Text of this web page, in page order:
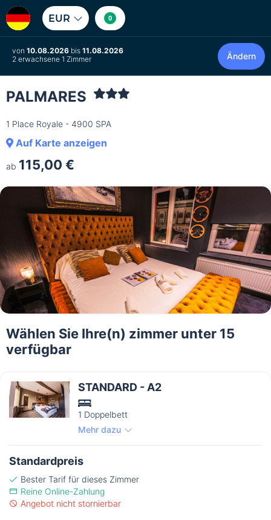
EUR 0
von 10.08.2026 bis 11.08.2026
2 erwachsene 1 Zimmer
Ändern
PALMARES
1 Place Royale - 4900 SPA
Auf Karte anzeigen
ab 115,00 €
Wählen Sie Ihre(n) zimmer unter 15
verfügbar
STANDARD - A2
1 Doppelbett
Mehr dazu
Standardpreis
Bester Tarif für dieses Zimmer
Reine Online-Zahlung
Angebot nicht stornierbar